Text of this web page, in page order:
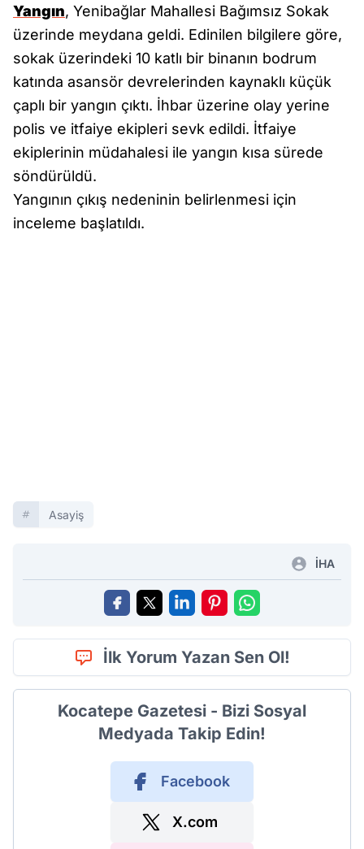
Yangın, Yenibağlar Mahallesi Bağımsız Sokak
üzerinde meydana geldi. Edinilen bilgilere göre,
sokak üzerindeki 10 katlı bir binanın bodrum
katında asansör devrelerinden kaynaklı küçük
çaplı bir yangın çıktı. İhbar üzerine olay yerine
polis ve itfaiye ekipleri sevk edildi. İtfaiye
ekiplerinin müdahalesi ile yangın kısa sürede
söndürüldü.
Yangının çıkış nedeninin belirlenmesi için
inceleme başlatıldı.
Asayiş
İHA
İlk Yorum Yazan Sen Ol!
Kocatepe Gazetesi - Bizi Sosyal
Medyada Takip Edin!
Facebook
X.com